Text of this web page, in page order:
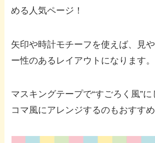
める人気ページ！
矢印や時計モチーフを使えば、見
ー性のあるレイアウトになります。
マスキングテープで“すごろく風”
コマ風にアレンジするのもおすすめ